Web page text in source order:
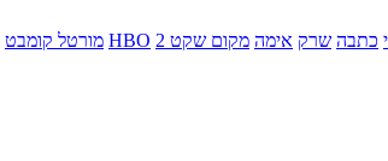
כתבה שרק אימה מקום שקט 2 HBO מורטל קומבט